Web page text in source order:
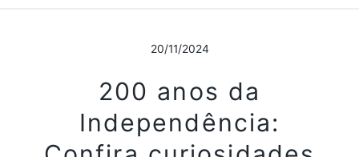
20/11/2024
200 anos da
Independência: